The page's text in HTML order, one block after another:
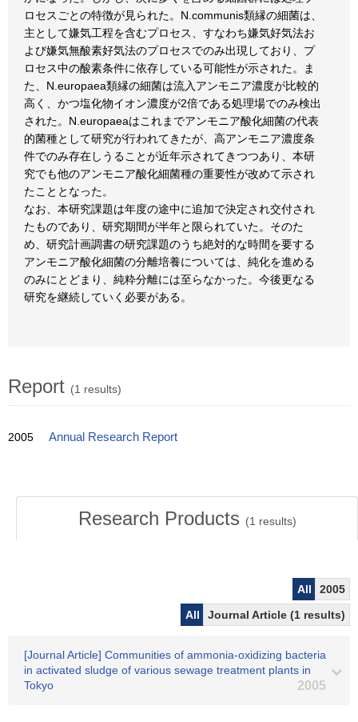
ロセスごとの特徴が見られた。N.communis類縁の細菌は、
主として嫌気工程を含むプロセス、すなわち嫌気好気法お
よび嫌気無酸素好気法のプロセスでのみ出現しており、プ
ロセス中の酸素条件に依存している可能性が示された。ま
た、N.europaea類縁の細菌は流入アンモニア濃度が比較的
高く、かつ塩化物イオン濃度が2倍である処理場でのみ検出
された。N.europaeaはこれまでアンモニア酸化細菌の代表
的菌種として研究が行われてきたが、高アンモニア濃度条
件でのみ存在しうることが近年示されてきつつあり、本研
究でも他のアンモニア酸化細菌種の重要性が改めて示され
たこととなった。
なお、本研究課題は年度の途中に追加で決定され交付され
たものであり、研究期間が半年と限られていた。そのた
め、研究計画調書の研究課題のうち絶対的な時間を要する
アンモニア酸化細菌の分離培養については、純化を進める
のみにとどまり、純粋分離には至らなかった。今後更なる
研究を継続していく必要がある。
Report (1 results)
2005 Annual Research Report
Research Products (1 results)
All
2005
All
Journal Article (1 results)
[Journal Article] Communities of ammonia-oxidizing bacteria
in activated sludge of various sewage treatment plants in
Tokyo
2005